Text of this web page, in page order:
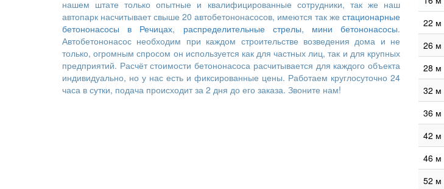
нашем штате только опытные и квалифицированные сотрудники, так же наш
автопарк насчитывает свыше 20 автобетононасосов, имеются так же стационарные
бетононасосы в Речицах, распределительные стрелы, мини бетононасосы.
Автобетононасос необходим при каждом строительстве возведения дома и не
только, огромным спросом он используется как для частных лиц, так и для крупных
предприятий. Расчёт стоимости бетононасоса расчитывается для каждого объекта
индивидуально, но у нас есть и фиксированные цены. Работаем круглосуточно 24
часа в сутки, подача происходит за 2 дня до его заказа. Звоните нам!
22 м
26 м
28 м
32 м
36 м
42 м
46 м
52 м